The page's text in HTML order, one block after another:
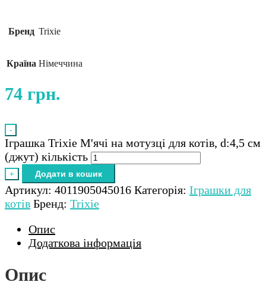
Бренд Trixie
Країна Німеччина
74 грн.
-
Іграшка Trixie М'ячі на мотузці для котів, d:4,5 см
(джут) кількість
+ Додати в кошик
Артикул: 4011905045016 Категорія: Іграшки для
котів Бренд: Trixie
Опис
Додаткова інформація
Опис